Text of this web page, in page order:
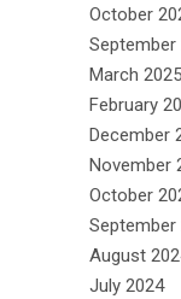
October
September
March 2025
February
December
November
October
September
August
July 2024